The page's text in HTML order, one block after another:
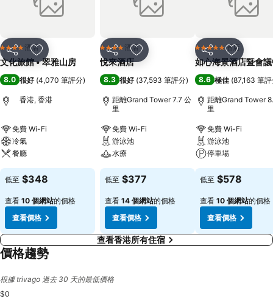
分享 放到收藏夾
4 星級 酒店
文化旅館 • 翠雅山房
8.0 很好 (4,070 筆評分)
香港, 香港
免費 Wi-Fi
冷氣
餐廳
低至 $348
查看 10 個網站的價格
查看價格
分享 放到收藏夾
4 星級 酒店
悅來酒店
8.3 很好 (37,593 筆評分)
距離Grand Tower 7.7 公
里
免費 Wi-Fi
游泳池
水療
低至 $377
查看 14 個網站的價格
查看價格
分享 放到收藏
5 星級 酒店
如心海景酒店暨會
8.6 極佳 (87,163 筆
距離Grand Tower
里
免費 Wi-Fi
游泳池
停車場
低至 $578
查看 10 個網站的價格
查看價格
查看香港所有住宿
價格趨勢
根據 trivago 過去 30 天的最低價格
$0